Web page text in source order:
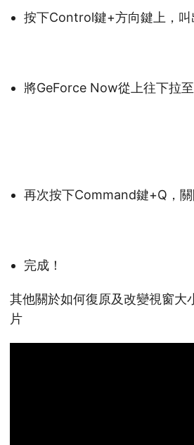
按下Control鍵+方向鍵上，叫
將GeForce Now從上往下拉
再次按下Command鍵+Q，
完成！
其他關於如何復原及改變視窗大
片